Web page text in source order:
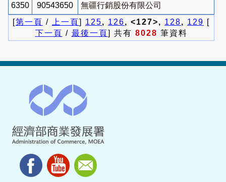
6350 90543650
無疆行銷股份有限公司
[第一頁 / 上一頁] 125, 126, <127>, 128, 129 [
下一頁 / 最後一頁] 共有 8028 筆資料